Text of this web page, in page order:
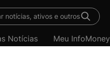
notícias, ativos e outros
Notícias Meu InfoMoney